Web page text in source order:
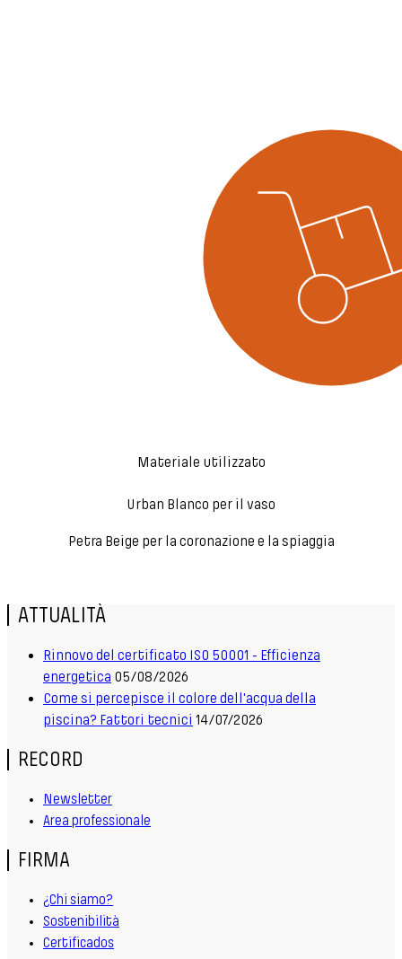
Materiale utilizzato
Urban Blanco per il vaso
Petra Beige per la coronazione e la spiaggia
ATTUALITÀ
Rinnovo del certificato ISO 50001 - Efficienza
energetica 05/08/2026
Come si percepisce il colore dell'acqua della
piscina? Fattori tecnici 14/07/2026
RECORD
Newsletter
Area professionale
FIRMA
¿Chi siamo?
Sostenibilità
Certificados